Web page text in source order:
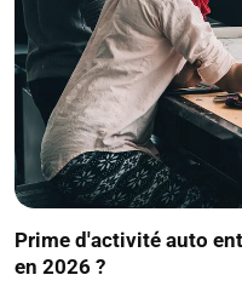
Prime d'activité auto
en 2026 ?